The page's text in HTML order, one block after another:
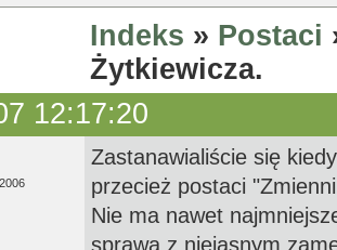
Indeks » Postaci
Żytkiewicza.
12:17:20
Zastanawialiście się
przecież postaci
Nie ma nawet
sprawa z niejasnym